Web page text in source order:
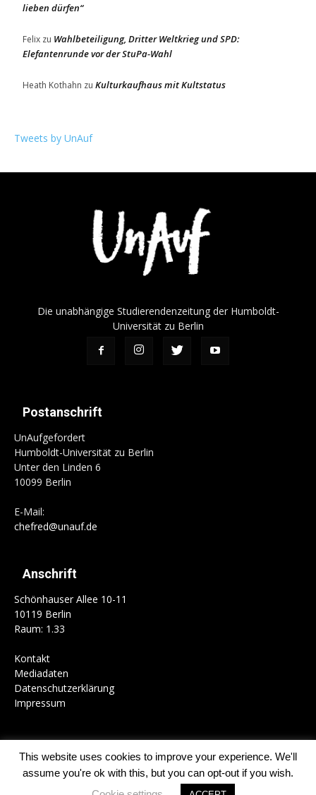
lieben dürfen“
Felix zu Wahlbeteiligung, Dritter Weltkrieg und SPD:
Elefantenrunde vor der StuPa-Wahl
Heath Kothahn zu Kulturkaufhaus mit Kultstatus
Tweets by UnAuf
Die unabhängige Studierendenzeitung der Humboldt-
Universität zu Berlin
Postanschrift
UnAufgefordert
Humboldt-Universität zu Berlin
Unter den Linden 6
10099 Berlin
E-Mail:
chefred@unauf.de
Anschrift
Schönhauser Allee 10-11
10119 Berlin
Raum: 1.33
Kontakt
Mediadaten
Datenschutzerklärung
Impressum
Home Campus Gesellschaft Politik Kultur
Schwerpunkte
Kolumnen
Mitmachen
This website uses cookies to improve your experience. We'll
assume you're ok with this, but you can opt-out if you wish.